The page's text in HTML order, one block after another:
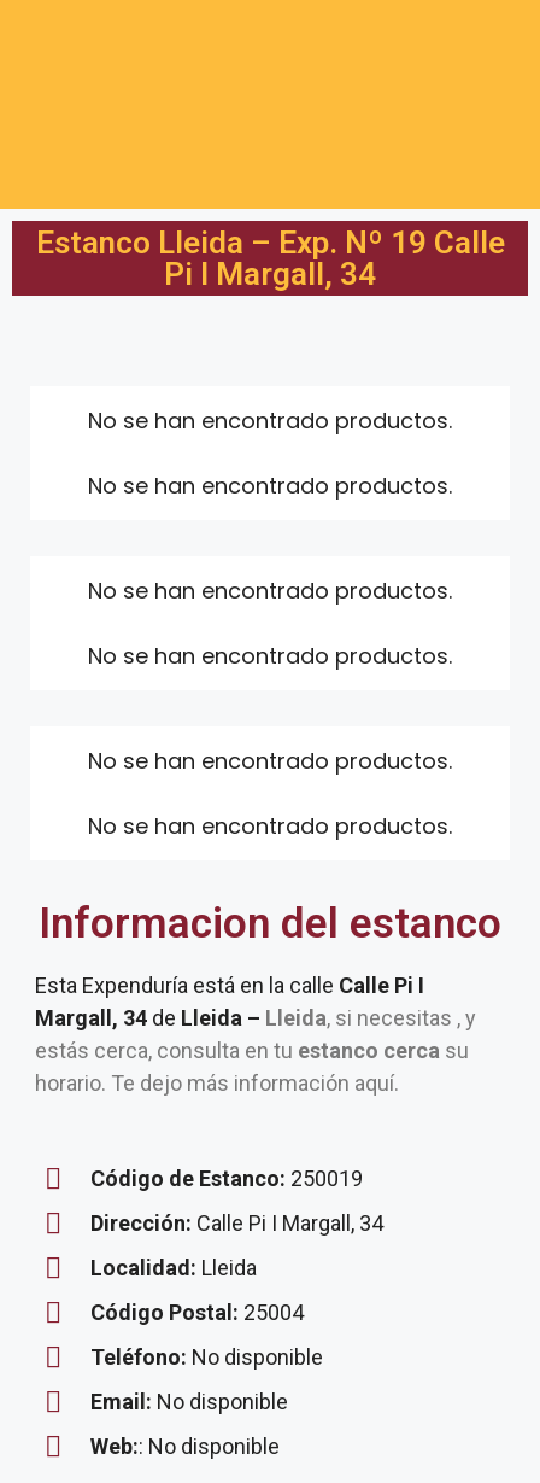
Estanco Lleida – Exp. Nº 19 Calle
Pi I Margall, 34
No se han encontrado productos.
No se han encontrado productos.
No se han encontrado productos.
No se han encontrado productos.
No se han encontrado productos.
No se han encontrado productos.
Informacion del estanco
Esta Expenduría está en la calle Calle Pi I
Margall, 34 de Lleida – Lleida, si necesitas , y
estás cerca, consulta en tu estanco cerca su
horario. Te dejo más información aquí.
Código de Estanco: 250019
Dirección: Calle Pi I Margall, 34
Localidad: Lleida
Código Postal: 25004
Teléfono: No disponible
Email: No disponible
Web:: No disponible